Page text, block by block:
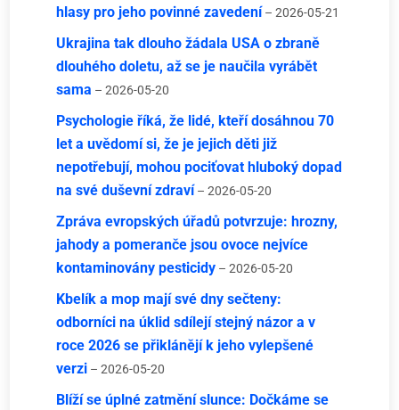
hlasy pro jeho povinné zavedení – 2026-05-21
Ukrajina tak dlouho žádala USA o zbraně
dlouhého doletu, až se je naučila vyrábět
sama – 2026-05-20
Psychologie říká, že lidé, kteří dosáhnou 70
let a uvědomí si, že je jejich děti již
nepotřebují, mohou pociťovat hluboký dopad
na své duševní zdraví – 2026-05-20
Zpráva evropských úřadů potvrzuje: hrozny,
jahody a pomeranče jsou ovoce nejvíce
kontaminovány pesticidy – 2026-05-20
Kbelík a mop mají své dny sečteny:
odborníci na úklid sdílejí stejný názor a v
roce 2026 se přiklánějí k jeho vylepšené
verzi – 2026-05-20
Blíží se úplné zatmění slunce: Dočkáme se